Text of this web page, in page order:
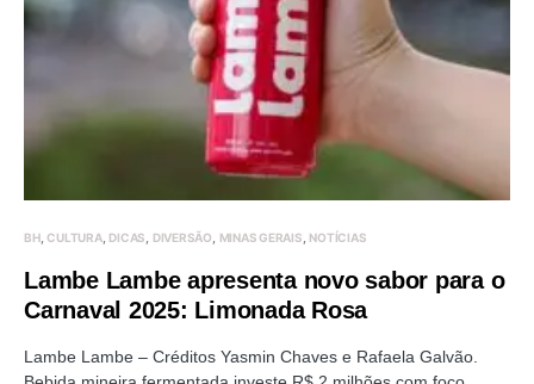
BH CULTURA DICAS DIVERSÃO MINAS GERAIS NOTÍCIAS
Lambe Lambe apresenta novo sabor para o
Carnaval 2025: Limonada Rosa
Lambe Lambe – Créditos Yasmin Chaves e Rafaela Galvão.